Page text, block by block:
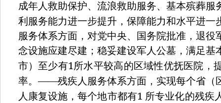
成年人救助保护、流浪救助服务、基本殡葬服
利服务能力进一步提升，保障能力和水平进一
服务体系方面，对党中央、国务院批准，退役
念设施应建尽建；稳妥建设军人公墓，满足基
市）至少有1所水平较高的区域性优抚医院，
率。——残疾人服务体系方面，实现每个省（
人康复设施，每个地市都有1 所专业化的残疾